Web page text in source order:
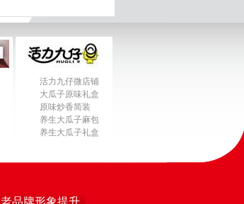
活力九仔微店铺
大瓜子原味礼盒
原味炒香简装
养生大瓜子麻包
养生大瓜子礼盒
老品牌形象提升